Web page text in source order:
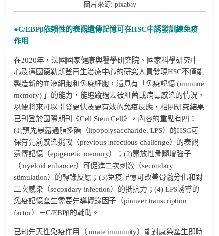
圖片來源: pixabay
●C/EBPβ依賴性的表觀遺傳記憶可在HSC中誘發訓練免疫
作用
在2020年，法國國家健康與醫學研究院、國家科學研究中
心及德國德勒斯登再生治療中心的研究人員發現HSC不僅能
製造新的血液細胞和免疫細胞，還具有「免疫記憶 (immune
memory) 」的能力，能追蹤過去被細菌或病毒感染的情況，
以便將來可以引發更快及更有效的免疫反應，相關研究結果
已刊登於國際期刊《Cell Stem Cell》，內容的重點有四：
(1)預先暴露過脂多醣（lipopolysaccharide, LPS）的HSC可
保有先前感染挑戰（previous infectious challenge）的表觀
遺傳記憶（epigenetic memory）；(2)開放性骨髓增強子
（myeloid enhancer）可促進二次刺激（secondary
stimulation）的轉錄反應；(3)免疫記憶可改善骨髓分化和對
二次感染（secondary infection）的抵抗力；(4) LPS誘導的
免疫記憶產生需要先導轉錄因子（pioneer transcription
factor）－C/EBPβ的輔助。
已知先天性免疫作用（innate immunity）能對感染產生即時